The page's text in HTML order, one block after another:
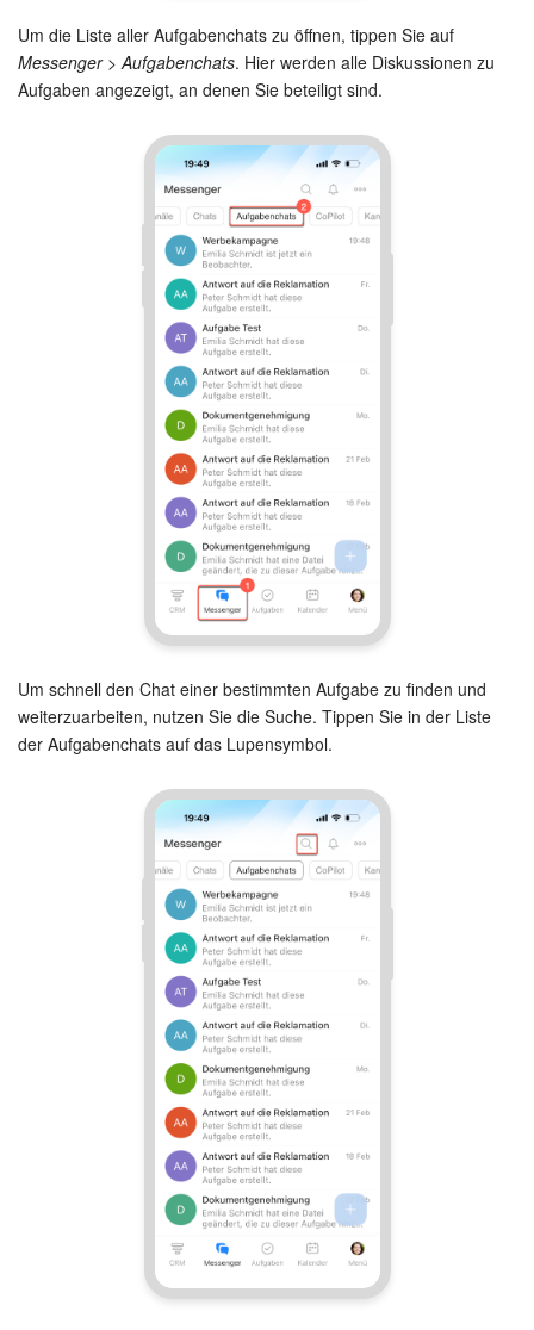
Um die Liste aller Aufgabenchats zu öffnen, tippen Sie auf
Messenger > Aufgabenchats. Hier werden alle Diskussionen zu
Aufgaben angezeigt, an denen Sie beteiligt sind.
Um schnell den Chat einer bestimmten Aufgabe zu finden und
weiterzuarbeiten, nutzen Sie die Suche. Tippen Sie in der Liste
der Aufgabenchats auf das Lupensymbol.